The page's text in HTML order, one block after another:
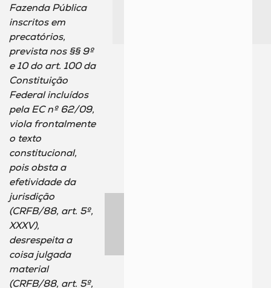
Fazenda Pública
inscritos em
precatórios,
prevista nos §§ 9º
e 10 do art. 100 da
Constituição
Federal incluídos
pela EC nº 62/09,
viola frontalmente
o texto
constitucional,
pois obsta a
efetividade da
jurisdição
(CRFB/88, art. 5º,
XXXV),
desrespeita a
coisa julgada
material
(CRFB/88, art. 5º,